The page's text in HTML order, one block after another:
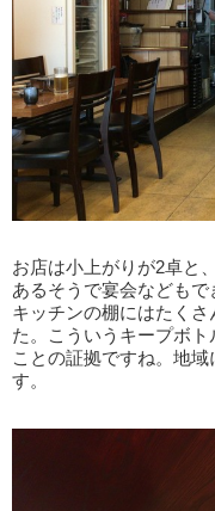
お店は小上がりが2卓と
あるそうで宴会などもで
キッチンの棚にはたく
た。こういうキープボ
ことの証拠ですね。地
す。